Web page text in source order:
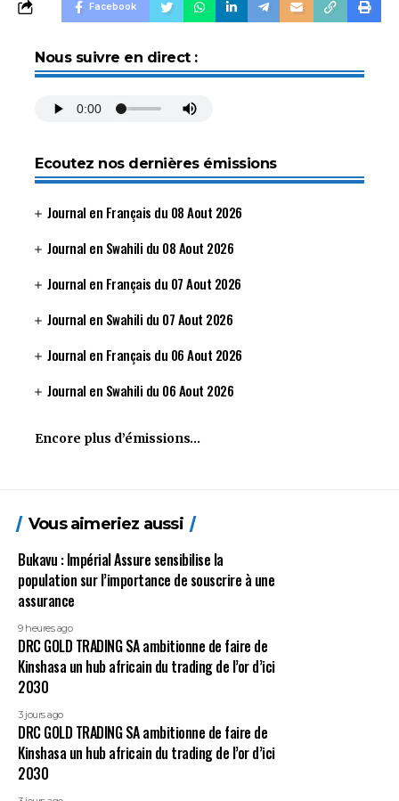
Facebook
Nous suivre en direct :
Ecoutez nos dernières émissions
Journal en Français du 08 Aout 2026
Journal en Swahili du 08 Aout 2026
Journal en Français du 07 Aout 2026
Journal en Swahili du 07 Aout 2026
Journal en Français du 06 Aout 2026
Journal en Swahili du 06 Aout 2026
Encore plus d’émissions…
Vous aimeriez aussi
Bukavu : Impérial Assure sensibilise la
population sur l’importance de souscrire à une
assurance
9 heures ago
DRC GOLD TRADING SA ambitionne de faire de
Kinshasa un hub africain du trading de l’or d’ici
2030
3 jours ago
DRC GOLD TRADING SA ambitionne de faire de
Kinshasa un hub africain du trading de l’or d’ici
2030